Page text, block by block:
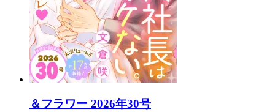
＆フラワー 2026年30号